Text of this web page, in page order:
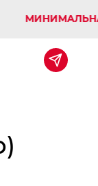
МИНИМАЛЬНАЯ